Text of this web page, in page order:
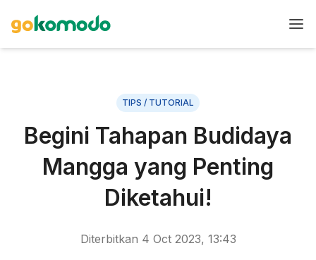
TIPS / TUTORIAL
Begini Tahapan Budidaya
Mangga yang Penting
Diketahui!
Diterbitkan 4 Oct 2023, 13:43